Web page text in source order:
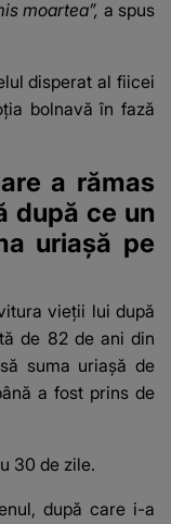
moartea”, a spus
disperat al fiicei
bolnavă în fază
a rămas
după ce un
uriașă pe
vieţii lui după
de 82 de ani din
suma uriașă de
a fost prins de
30 de zile.
după care i-a